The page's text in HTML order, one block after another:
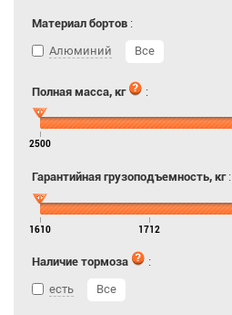
Материал бортов :
Алюминий
Все
Полная масса, кг :
2500
Гарантийная грузоподъемность, кг:
1610 1712
Наличие тормоза
:
есть
Все